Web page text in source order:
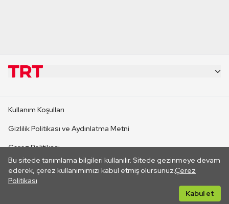
Bu sitede tanımlama bilgileri kullanılır. Sitede gezinmeye devam
ederek, çerez kullanımımızı kabul etmiş olursunuz.Çerez
Politikası
Kabul et
CANLI YAYINLAR
Kullanım Koşulları
Gizlilik Politikası ve Aydınlatma Metni
Çerez Politikası
İletişim
Her hakkı saklıdır. ©2026 TRT. Bağlantı yoluyla gidilen dış